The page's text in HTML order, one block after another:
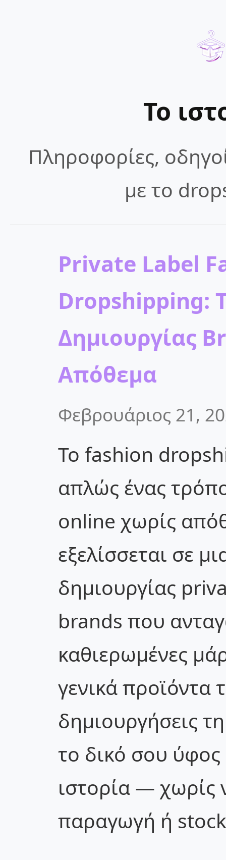
Το
Πληροφορίες,
με το
Private Label
Dropshipping:
Δημιουργίας
Απόθεμα
Φεβρουάριος 21,
Το fashion
απλώς ένας
online χωρίς
εξελίσσεται σε
δημιουργίας
brands που
καθιερωμένες
γενικά προϊόντα
δημιουργήσεις
το δικό σου ύφος
ιστορία — χωρίς
παραγωγή ή